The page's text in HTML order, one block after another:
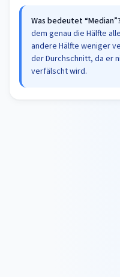
Was bedeutet “Median”?
dem genau die Hälfte
andere Hälfte weniger
der Durchschnitt, da er
verfälscht wird.